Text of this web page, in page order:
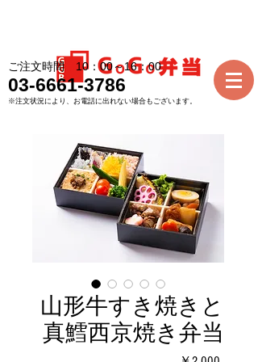
ご注文時間 10：00～16：00
03-6661-3786
※注文状況により、お電話に出れない場合もございます。
山形牛すき焼きと
真鱈西京焼き弁当